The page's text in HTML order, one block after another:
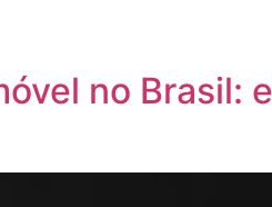
no Brasil: